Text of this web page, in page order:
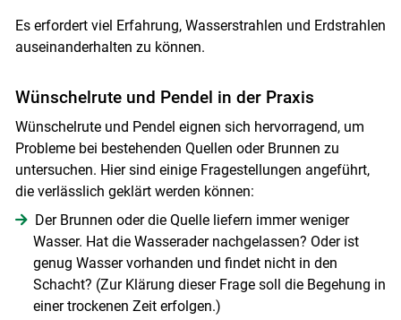
Skip to main content
Es erfordert viel Erfahrung, Wasserstrahlen und Erdstrahlen
auseinanderhalten zu können.
Wünschelrute und Pendel in der Praxis
Wünschelrute und Pendel eignen sich hervorragend, um
Probleme bei bestehenden Quellen oder Brunnen zu
untersuchen. Hier sind einige Fragestellungen angeführt,
die verlässlich geklärt werden können:
Der Brunnen oder die Quelle liefern immer weniger
Wasser. Hat die Wasserader nachgelassen? Oder ist
genug Wasser vorhanden und findet nicht in den
Schacht? (Zur Klärung dieser Frage soll die Begehung in
einer trockenen Zeit erfolgen.)